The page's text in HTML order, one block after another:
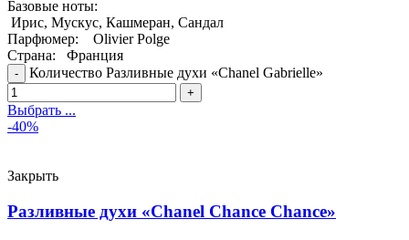
Базовые ноты:
Ирис, Мускус, Кашмеран, Сандал
Парфюмер: Olivier Polge
Страна: Франция
Количество Разливные духи «Chanel Gabrielle»
Выбрать ...
-40%
Закрыть
Разливные духи «Chanel Chance Chance»